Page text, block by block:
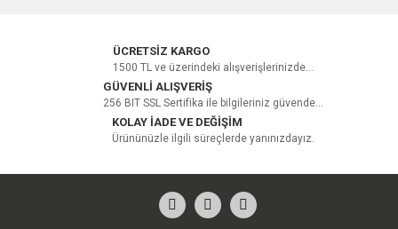
ÜCRETSİZ KARGO
1500 TL ve üzerindeki alışverişlerinizde...
GÜVENLİ ALIŞVERİŞ
256 BIT SSL Sertifika ile bilgileriniz güvende...
KOLAY İADE VE DEĞİŞİM
Ürününüzle ilgili süreçlerde yanınızdayız.